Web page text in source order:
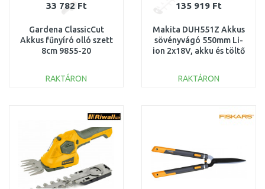
33 782 Ft
Gardena ClassicCut
Akkus fűnyíró olló szett
8cm 9855-20
RAKTÁRON
Összehasonlítás
135 919 Ft
Makita DUH551Z Akkus
sövényvágó 550mm Li-
ion 2x18V, akku és töltő
RAKTÁRON
Összehasonlítás